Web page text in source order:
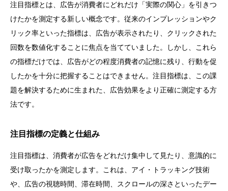
注目指標とは、広告が消費者にどれだけ「実際の関心」を引きつ
けたかを測定する新しい概念です。従来のインプレッションやク
リック率といった指標は、広告が表示されたり、クリックされた
回数を数値化することに焦点を当てていました。しかし、これら
の指標だけでは、広告がどの程度消費者の記憶に残り、行動を促
したかを十分に把握することはできません。注目指標は、この課
題を解決するために生まれた、広告効果をより正確に測定する方
法です。
注目指標の定義と仕組み
注目指標は、消費者が広告をどれだけ集中して見たり、意識的に
受け取ったかを測定します。これは、アイ・トラッキング技術
や、広告の視聴時間、滞在時間、スクロールの深さといったデー